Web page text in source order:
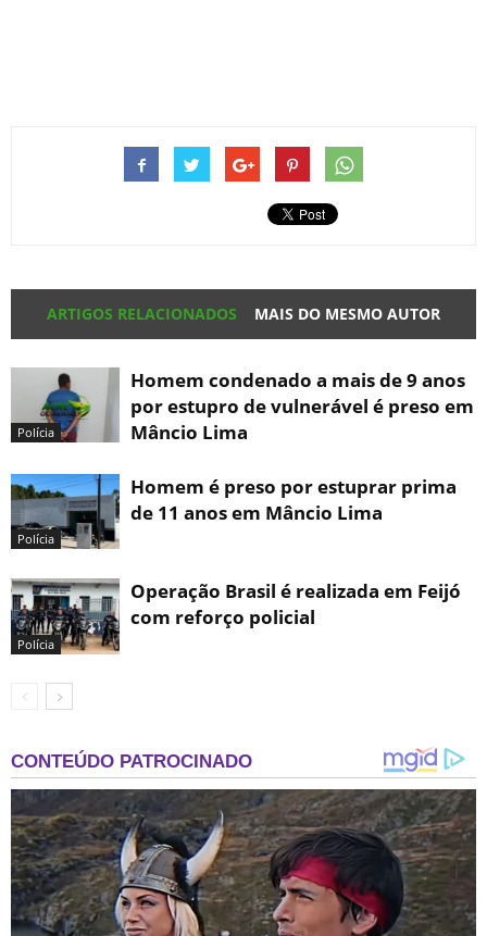
ARTIGOS RELACIONADOS MAIS DO MESMO AUTOR
Polícia
Homem condenado a mais de 9 anos
por estupro de vulnerável é preso em
Mâncio Lima
Polícia
Homem é preso por estuprar prima
de 11 anos em Mâncio Lima
Polícia
Operação Brasil é realizada em Feijó
com reforço policial